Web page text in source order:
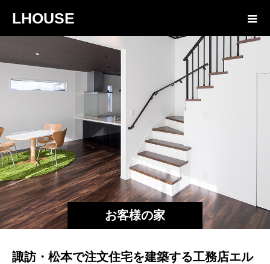
LHOUSE
お客様の家
諏訪・松本で注文住宅を建築する工務店エル